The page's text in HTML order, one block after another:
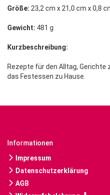
Größe: 23,2 cm x 21,0 cm x 0,8
Gewicht: 481 g
Kurzbeschreibung:
Rezepte für den Alltag, Gerichte
das Festessen zu Hause.
Informationen
Impressum
Datenschutzerklärung
AGB